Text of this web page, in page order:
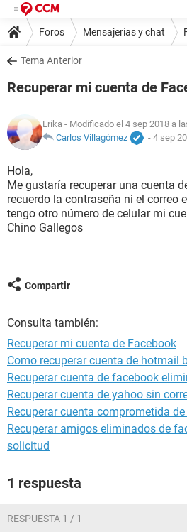
Foros Mensajerías y chat
Tema Anterior
Recuperar mi cuenta de
Erika - Modificado el 4 sep 2018 a
Carlos Villagómez
- 4 sep
Hola,
Me gustaría recuperar una cuenta
recuerdo la contraseña ni el correo
tengo otro número de celular mi
Chino Gallegos
Compartir
Consulta también:
Recuperar mi cuenta de Facebook
Como recuperar cuenta de hotmail
Recuperar cuenta de facebook
Recuperar cuenta de yahoo sin
Recuperar cuenta comprometida
Recuperar amigos eliminados de
solicitud
1 respuesta
RESPUESTA 1 / 1